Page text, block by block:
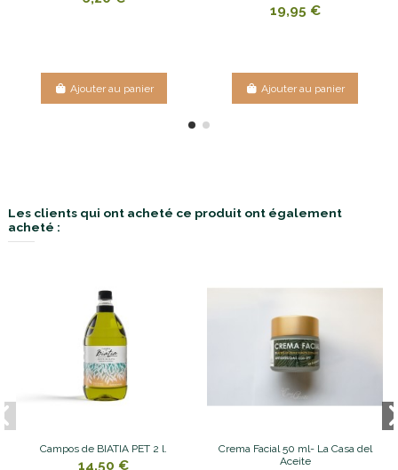
Ajouter au panier
19,95 €
Ajouter au panier
Les clients qui ont acheté ce produit ont également
acheté :
Campos de BIATIA PET 2 l.
14,50 €
Crema Facial 50 ml- La Casa del
Aceite